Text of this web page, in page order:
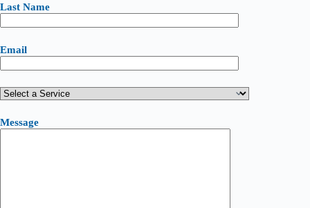
Last Name
Email
Message